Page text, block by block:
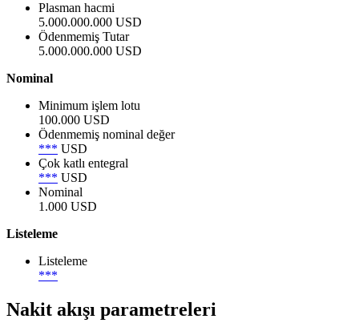
Plasman hacmi
5.000.000.000 USD
Ödenmemiş Tutar
5.000.000.000 USD
Nominal
Minimum işlem lotu
100.000 USD
Ödenmemiş nominal değer
*** USD
Çok katlı entegral
*** USD
Nominal
1.000 USD
Listeleme
Listeleme
***
Nakit akışı parametreleri